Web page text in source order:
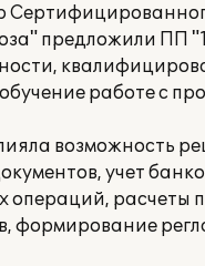
предложили ПП
работе с
возможность
учет
операций, расчеты
формирование